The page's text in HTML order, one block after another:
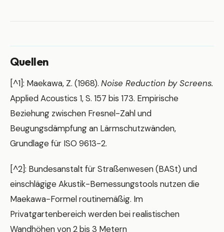
Quellen
[^1]: Maekawa, Z. (1968). Noise Reduction by Screens.
Applied Acoustics 1, S. 157 bis 173. Empirische
Beziehung zwischen Fresnel-Zahl und
Beugungsdämpfung an Lärmschutzwänden,
Grundlage für ISO 9613-2.
[^2]: Bundesanstalt für Straßenwesen (BASt) und
einschlägige Akustik-Bemessungstools nutzen die
Maekawa-Formel routinemäßig. Im
Privatgartenbereich werden bei realistischen
Wandhöhen von 2 bis 3 Metern